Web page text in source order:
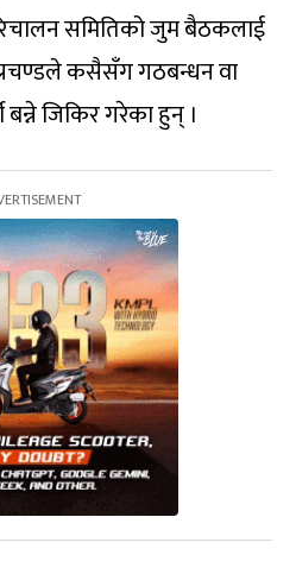
समितिको जुम बैठकलाई
कसैसँग गठबन्धन वा
बन्ने जिकिर गरेका हुन् ।